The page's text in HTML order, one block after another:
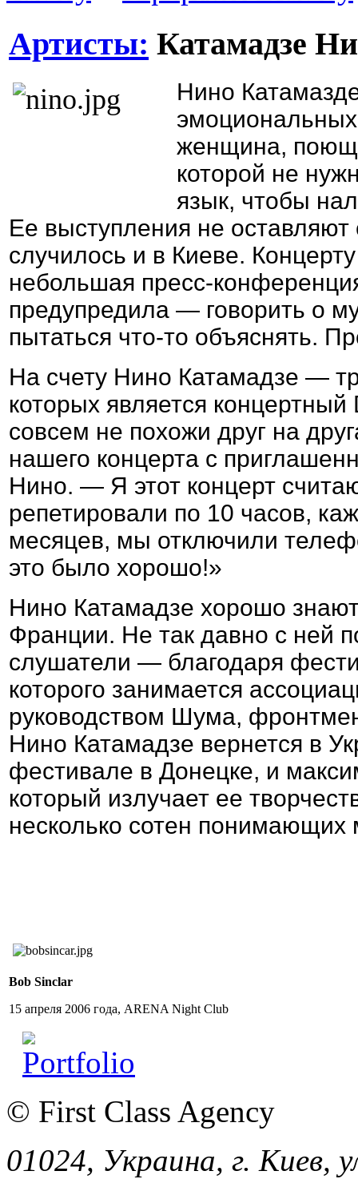
Артисты: Катамадзе
Нино
женщина,
которой не
язык, чтобы
Ее выступления не
случилось и в Киеве.
небольшая пресс-
предупредила — говорить о
пытаться что-то объяснять.
На счету Нино Катамадзе —
которых является
совсем не похожи друг на
нашего концерта с
Нино. — Я этот концерт
репетировали по 10 часов,
месяцев, мы отключили
это было хорошо!»
Нино Катамадзе хорошо
Франции. Не так давно с ней
слушатели — благодаря
которого занимается
руководством Шума,
Нино Катамадзе вернется в
фестивале в Донецке, и
который излучает ее
несколько сотен понимающих
Bob Sinclar
15 апреля 2006 года, ARENA Night Club
© First Class Agency
01024, Украина, г. Киев,